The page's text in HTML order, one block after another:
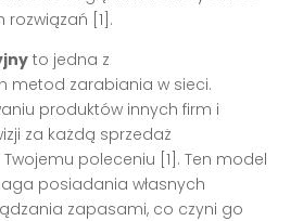
[1].
to jedna z
metod zarabiania w sieci.
produktów innych firm i
za każdą sprzedaż
poleceniu [1]. Ten model
posiadania własnych
zapasami, co czyni go